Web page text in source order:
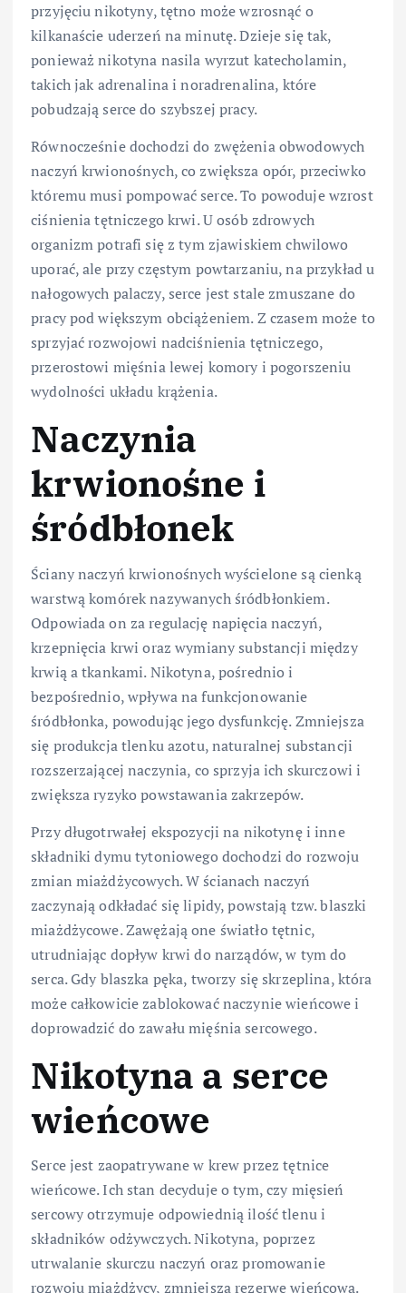
przyjęciu nikotyny, tętno może wzrosnąć o
kilkanaście uderzeń na minutę. Dzieje się tak,
ponieważ nikotyna nasila wyrzut katecholamin,
takich jak adrenalina i noradrenalina, które
pobudzają serce do szybszej pracy.
Równocześnie dochodzi do zwężenia obwodowych
naczyń krwionośnych, co zwiększa opór, przeciwko
któremu musi pompować serce. To powoduje wzrost
ciśnienia tętniczego krwi. U osób zdrowych
organizm potrafi się z tym zjawiskiem chwilowo
uporać, ale przy częstym powtarzaniu, na przykład u
nałogowych palaczy, serce jest stale zmuszane do
pracy pod większym obciążeniem. Z czasem może to
sprzyjać rozwojowi nadciśnienia tętniczego,
przerostowi mięśnia lewej komory i pogorszeniu
wydolności układu krążenia.
Naczynia
krwionośne i
śródbłonek
Ściany naczyń krwionośnych wyścielone są cienką
warstwą komórek nazywanych śródbłonkiem.
Odpowiada on za regulację napięcia naczyń,
krzepnięcia krwi oraz wymiany substancji między
krwią a tkankami. Nikotyna, pośrednio i
bezpośrednio, wpływa na funkcjonowanie
śródbłonka, powodując jego dysfunkcję. Zmniejsza
się produkcja tlenku azotu, naturalnej substancji
rozszerzającej naczynia, co sprzyja ich skurczowi i
zwiększa ryzyko powstawania zakrzepów.
Przy długotrwałej ekspozycji na nikotynę i inne
składniki dymu tytoniowego dochodzi do rozwoju
zmian miażdżycowych. W ścianach naczyń
zaczynają odkładać się lipidy, powstają tzw. blaszki
miażdżycowe. Zawężają one światło tętnic,
utrudniając dopływ krwi do narządów, w tym do
serca. Gdy blaszka pęka, tworzy się skrzeplina, która
może całkowicie zablokować naczynie wieńcowe i
doprowadzić do zawału mięśnia sercowego.
Nikotyna a serce
wieńcowe
Serce jest zaopatrywane w krew przez tętnice
wieńcowe. Ich stan decyduje o tym, czy mięsień
sercowy otrzymuje odpowiednią ilość tlenu i
składników odżywczych. Nikotyna, poprzez
utrwalanie skurczu naczyń oraz promowanie
rozwoju miażdżycy, zmniejsza rezerwę wieńcową.